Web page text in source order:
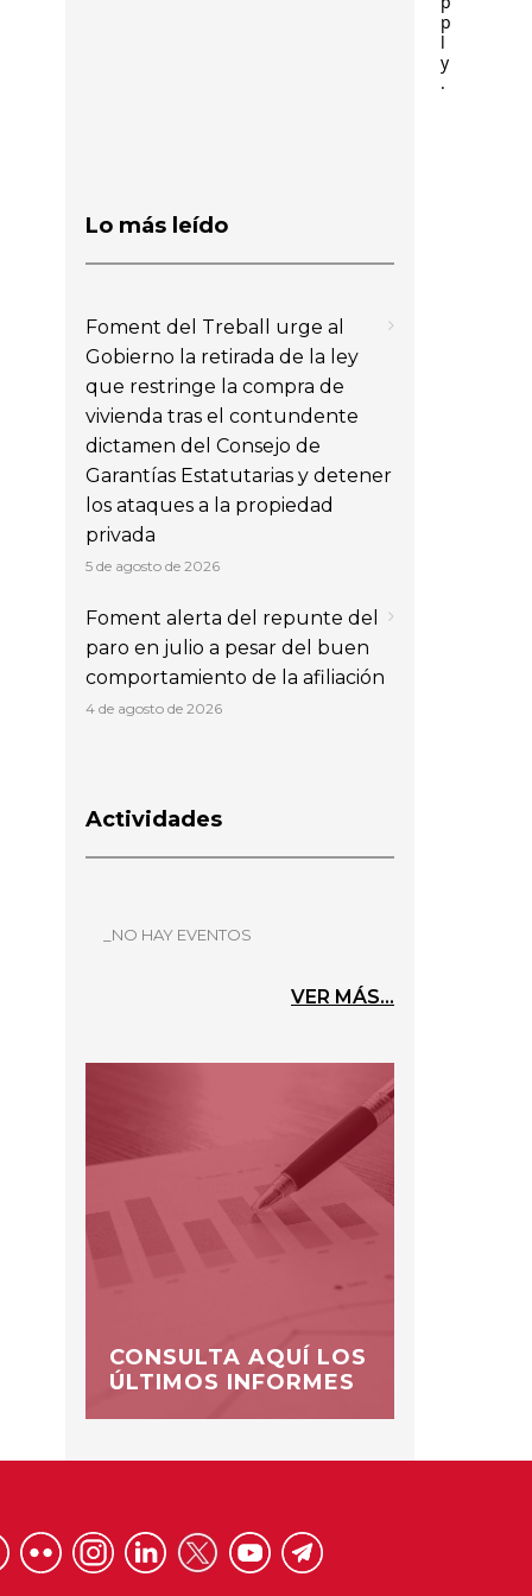
p
l
y
.
Lo más leído
Foment del Treball urge al
Gobierno la retirada de la ley
que restringe la compra de
vivienda tras el contundente
dictamen del Consejo de
Garantías Estatutarias y detener
los ataques a la propiedad
privada
5 de agosto de 2026
Foment alerta del repunte del
paro en julio a pesar del buen
comportamiento de la afiliación
4 de agosto de 2026
Actividades
_NO HAY EVENTOS
VER MÁS...
CONSULTA AQUÍ LOS
ÚLTIMOS INFORMES